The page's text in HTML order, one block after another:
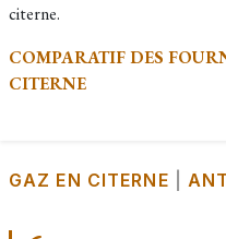
citerne.
COMPARATIF DES
CITERNE
GAZ EN CITERNE |